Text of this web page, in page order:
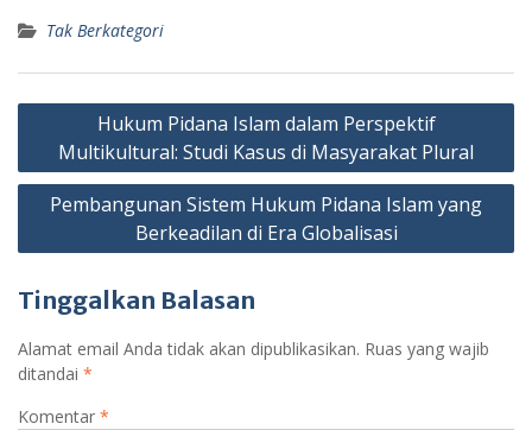
Tak Berkategori
Navigasi
Hukum Pidana Islam dalam Perspektif
Multikultural: Studi Kasus di Masyarakat Plural
Pembangunan Sistem Hukum Pidana Islam yang
Berkeadilan di Era Globalisasi
Tinggalkan Balasan
Alamat email Anda tidak akan dipublikasikan. Ruas yang wajib
ditandai *
Komentar *